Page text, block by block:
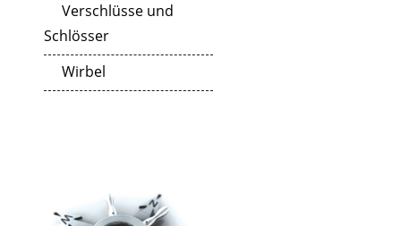
Verschlüsse und
Schlösser
Wirbel